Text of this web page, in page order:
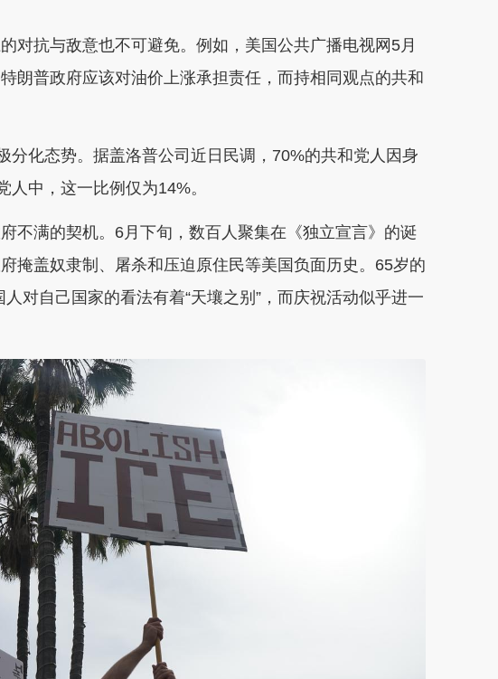
对抗与敌意也不可避免。例如，美国公共广播电视网5月
朗普政府应该对油价上涨承担责任，而持相同观点的共和
分化态势。据盖洛普公司近日民调，70%的共和党人因身
人中，这一比例仅为14%。
不满的契机。6月下旬，数百人聚集在《独立宣言》的诞
掩盖奴隶制、屠杀和压迫原住民等美国负面历史。65岁的
对自己国家的看法有着“天壤之别”，而庆祝活动似乎进一